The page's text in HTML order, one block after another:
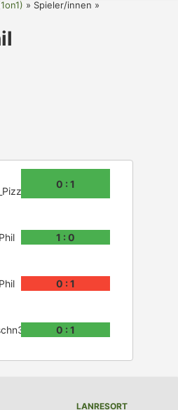
Spieler/innen
0 : 1
1 : 0
0 : 1
0 : 1
LANRESORT